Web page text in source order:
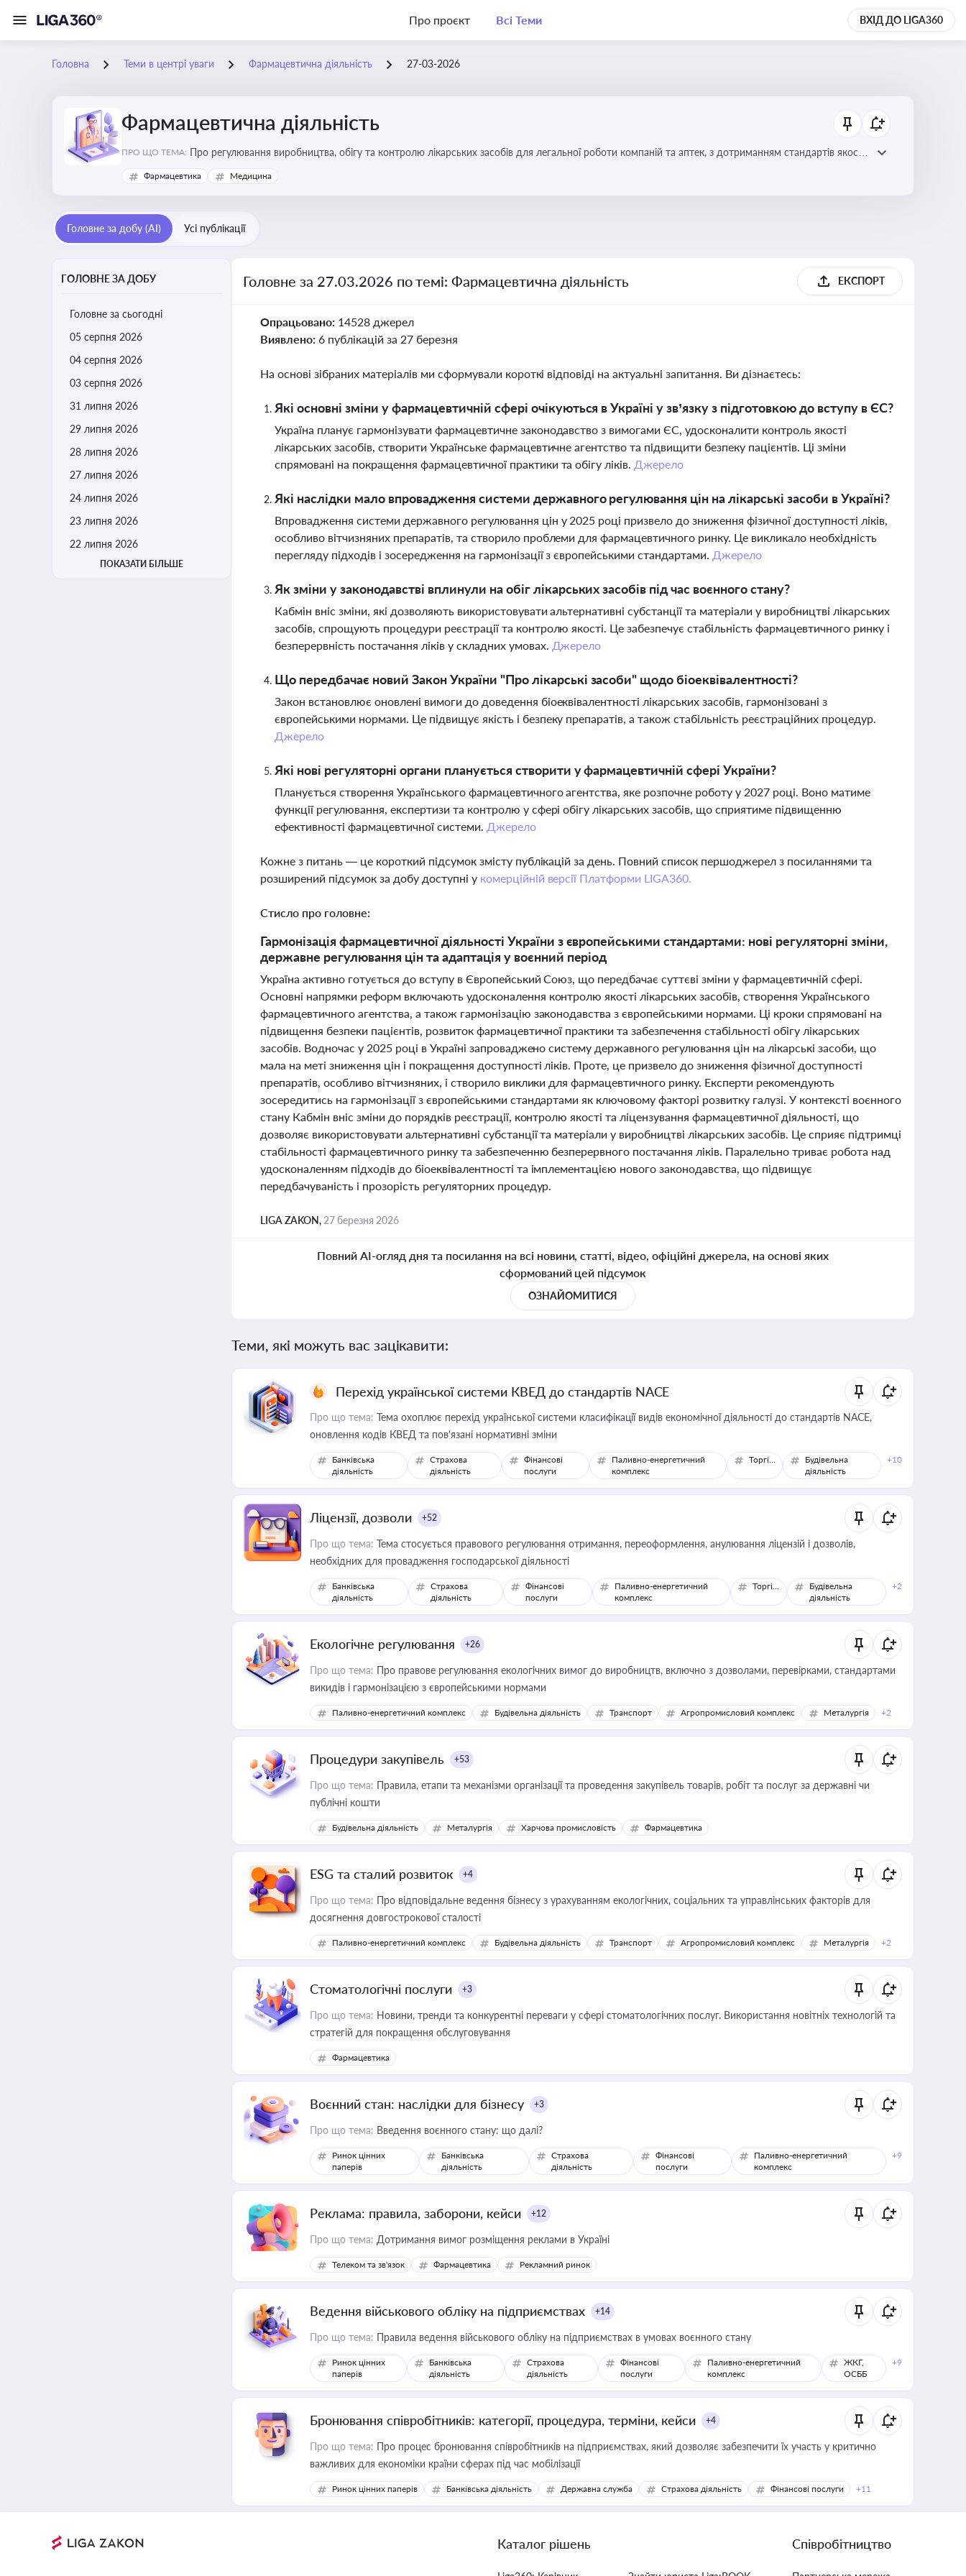
Про проєкт Всі Теми ВХІД ДО LIGA360
Головна Теми в центрі уваги Фармацевтична діяльність 27-03-2026
Фармацевтична діяльність
ПРО ЩО ТЕМА: Про регулювання виробництва, обігу та контролю лікарських засобів для легальної роботи компаній та аптек, з дотриманням стандартів якості
та безпеки
Фармацевтика Медицина
Головне за добу (AI) Усі публікації
ГОЛОВНЕ ЗА ДОБУ
Головне за сьогодні
05 серпня 2026
04 серпня 2026
03 серпня 2026
31 липня 2026
29 липня 2026
28 липня 2026
27 липня 2026
24 липня 2026
23 липня 2026
22 липня 2026
ПОКАЗАТИ БІЛЬШЕ
Головне за 27.03.2026 по темі: Фармацевтична діяльність ЕКСПОРТ
Опрацьовано: 14528 джерел
Виявлено: 6 публікацій за 27 березня
На основі зібраних матеріалів ми сформували короткі відповіді на актуальні запитання. Ви дізнаєтесь:
Які основні зміни у фармацевтичній сфері очікуються в Україні у зв’язку з підготовкою до вступу в ЄС?
Україна планує гармонізувати фармацевтичне законодавство з вимогами ЄС, удосконалити контроль якості
лікарських засобів, створити Українське фармацевтичне агентство та підвищити безпеку пацієнтів. Ці зміни
спрямовані на покращення фармацевтичної практики та обігу ліків. Джерело
Які наслідки мало впровадження системи державного регулювання цін на лікарські засоби в Україні?
Впровадження системи державного регулювання цін у 2025 році призвело до зниження фізичної доступності ліків,
особливо вітчизняних препаратів, та створило проблеми для фармацевтичного ринку. Це викликало необхідність
перегляду підходів і зосередження на гармонізації з європейськими стандартами. Джерело
Як зміни у законодавстві вплинули на обіг лікарських засобів під час воєнного стану?
Кабмін вніс зміни, які дозволяють використовувати альтернативні субстанції та матеріали у виробництві лікарських
засобів, спрощують процедури реєстрації та контролю якості. Це забезпечує стабільність фармацевтичного ринку і
безперервність постачання ліків у складних умовах. Джерело
Що передбачає новий Закон України "Про лікарські засоби" щодо біоеквівалентності?
Закон встановлює оновлені вимоги до доведення біоеквівалентності лікарських засобів, гармонізовані з
європейськими нормами. Це підвищує якість і безпеку препаратів, а також стабільність реєстраційних процедур.
Джерело
Які нові регуляторні органи планується створити у фармацевтичній сфері України?
Планується створення Українського фармацевтичного агентства, яке розпочне роботу у 2027 році. Воно матиме
функції регулювання, експертизи та контролю у сфері обігу лікарських засобів, що сприятиме підвищенню
ефективності фармацевтичної системи. Джерело
Кожне з питань — це короткий підсумок змісту публікацій за день. Повний список першоджерел з посиланнями та
розширений підсумок за добу доступні у комерційній версії Платформи LIGA360.
Стисло про головне:
Гармонізація фармацевтичної діяльності України з європейськими стандартами: нові регуляторні зміни,
державне регулювання цін та адаптація у воєнний період
Україна активно готується до вступу в Європейський Союз, що передбачає суттєві зміни у фармацевтичній сфері.
Основні напрямки реформ включають удосконалення контролю якості лікарських засобів, створення Українського
фармацевтичного агентства, а також гармонізацію законодавства з європейськими нормами. Ці кроки спрямовані на
підвищення безпеки пацієнтів, розвиток фармацевтичної практики та забезпечення стабільності обігу лікарських
засобів. Водночас у 2025 році в Україні запроваджено систему державного регулювання цін на лікарські засоби, що
мала на меті зниження цін і покращення доступності ліків. Проте, це призвело до зниження фізичної доступності
препаратів, особливо вітчизняних, і створило виклики для фармацевтичного ринку. Експерти рекомендують
зосередитись на гармонізації з європейськими стандартами як ключовому факторі розвитку галузі. У контексті воєнного
стану Кабмін вніс зміни до порядків реєстрації, контролю якості та ліцензування фармацевтичної діяльності, що
дозволяє використовувати альтернативні субстанції та матеріали у виробництві лікарських засобів. Це сприяє підтримці
стабільності фармацевтичного ринку та забезпеченню безперервного постачання ліків. Паралельно триває робота над
удосконаленням підходів до біоеквівалентності та імплементацією нового законодавства, що підвищує
передбачуваність і прозорість регуляторних процедур.
LIGA ZAKON, 27 березня 2026
Повний AI-огляд дня та посилання на всі новини, статті, відео, офіційні джерела, на основі яких
сформований цей підсумок
ОЗНАЙОМИТИСЯ
Теми, які можуть вас зацікавити:
Перехід української системи КВЕД до стандартів NACE
Про що тема: Тема охоплює перехід української системи класифікації видів економічної діяльності до стандартів NACE,
оновлення кодів КВЕД та пов'язані нормативні зміни
Банківська
діяльність
Страхова
діяльність
Фінансові
послуги
Паливно-енергетичний
комплекс
Торгівля
Будівельна
діяльність
+10
Ліцензії, дозволи +52
Про що тема: Тема стосується правового регулювання отримання, переоформлення, анулювання ліцензій і дозволів,
необхідних для провадження господарської діяльності
Банківська
діяльність
Страхова
діяльність
Фінансові
послуги
Паливно-енергетичний
комплекс
Торгівля
Будівельна
діяльність
+2
Екологічне регулювання +26
Про що тема: Про правове регулювання екологічних вимог до виробництв, включно з дозволами, перевірками, стандартами
викидів і гармонізацією з європейськими нормами
Паливно-енергетичний комплекс Будівельна діяльність Транспорт Агропромисловий комплекс Металургія +2
Процедури закупівель +53
Про що тема: Правила, етапи та механізми організації та проведення закупівель товарів, робіт та послуг за державні чи
публічні кошти
Будівельна діяльність Металургія Харчова промисловість Фармацевтика
ESG та сталий розвиток +4
Про що тема: Про відповідальне ведення бізнесу з урахуванням екологічних, соціальних та управлінських факторів для
досягнення довгострокової сталості
Паливно-енергетичний комплекс Будівельна діяльність Транспорт Агропромисловий комплекс Металургія +2
Стоматологічні послуги +3
Про що тема: Новини, тренди та конкурентні переваги у сфері стоматологічних послуг. Використання новітніх технологій та
стратегій для покращення обслуговування
Фармацевтика
Воєнний стан: наслідки для бізнесу +3
Про що тема: Введення воєнного стану: що далі?
Ринок цінних
паперів
Банківська
діяльність
Страхова
діяльність
Фінансові
послуги
Паливно-енергетичний
комплекс
+9
Реклама: правила, заборони, кейси +12
Про що тема: Дотримання вимог розміщення реклами в Україні
Телеком та зв'язок Фармацевтика Рекламний ринок
Ведення військового обліку на підприємствах +14
Про що тема: Правила ведення військового обліку на підприємствах в умовах воєнного стану
Ринок цінних
паперів
Банківська
діяльність
Страхова
діяльність
Фінансові
послуги
Паливно-енергетичний
комплекс
ЖКГ,
ОСББ
+9
Бронювання співробітників: категорії, процедура, терміни, кейси +4
Про що тема: Про процес бронювання співробітників на підприємствах, який дозволяє забезпечити їх участь у критично
важливих для економіки країни сферах під час мобілізації
Ринок цінних паперів Банківська діяльність Державна служба Страхова діяльність Фінансові послуги +11
Каталог рішень Співробітництво